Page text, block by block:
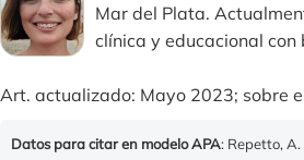
Mar del Plata.
clínica y educacional con
Art. actualizado: Mayo 2023; sobre
Datos para citar en modelo APA: Repetto,